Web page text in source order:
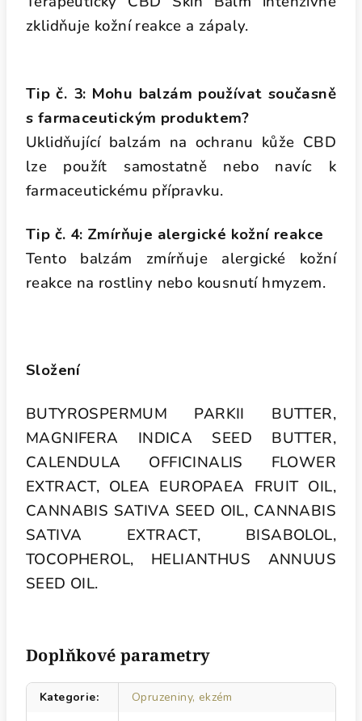
zklidňuje kožní reakce a zápaly.
Tip č. 3: Mohu balzám používat současně
s farmaceutickým produktem?
Uklidňující balzám na ochranu kůže CBD
lze použít samostatně nebo navíc k
farmaceutickému přípravku.
Tip č. 4: Zmírňuje alergické kožní reakce
Tento balzám zmírňuje alergické kožní
reakce na rostliny nebo kousnutí hmyzem.
Složení
BUTYROSPERMUM PARKII BUTTER,
MAGNIFERA INDICA SEED BUTTER,
CALENDULA OFFICINALIS FLOWER
EXTRACT, OLEA EUROPAEA FRUIT OIL,
CANNABIS SATIVA SEED OIL, CANNABIS
SATIVA EXTRACT, BISABOLOL,
TOCOPHEROL, HELIANTHUS ANNUUS
SEED OIL.
Doplňkové parametry
Kategorie:
Opruzeniny, ekzém